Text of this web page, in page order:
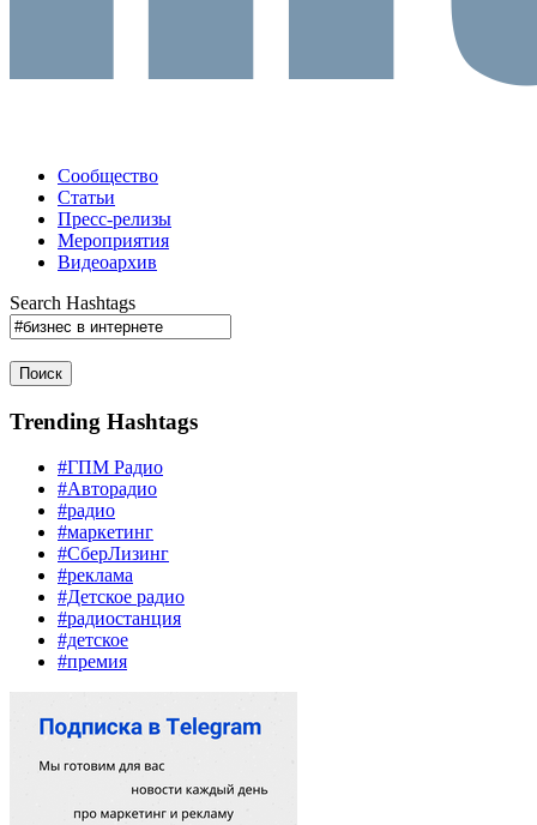
Сообщество
Статьи
Пресс-релизы
Мероприятия
Видеоархив
Search Hashtags
Поиск
Trending Hashtags
#ГПМ Радио
#Авторадио
#радио
#маркетинг
#СберЛизинг
#реклама
#Детское радио
#радиостанция
#детское
#премия